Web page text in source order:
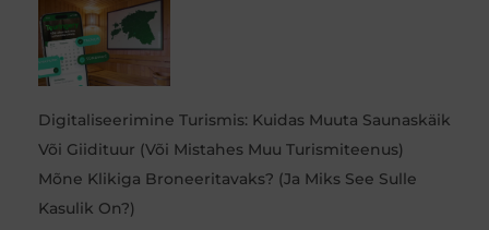
Digitaliseerimine Turismis: Kuidas Muuta Saunaskäik
Või Giidituur (või Mistahes Muu Turismiteenus)
Mõne Klikiga Broneeritavaks? (Ja Miks See Sulle
Kasulik On?)